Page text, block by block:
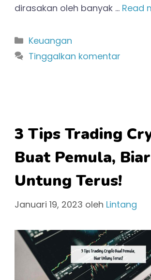
dirasakan oleh banyak … Read
Kategori
Keuangan
Tinggalkan komentar
3 Tips Trading
Buat Pemula, Biar
Untung Terus!
Januari 19, 2023 oleh Lintang